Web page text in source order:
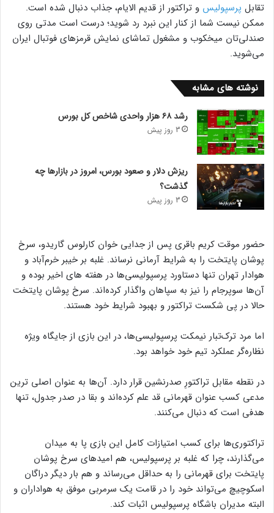
تقابل پرسپولیس و تراکتور از قدیم الایام، جذاب دنبال شده است.
ممکن نیست شما از کنار این نبرد رد شوید؛ درست است مدتی روی
صندلی‌تان میخکوب و مشغول تماشای نمایش قرمزهای فوتبال ایران
می‌شوید.
نوشته های مشابه
رشد ۶۸ هزار واحدی شاخص کل بورس
3 روز پیش
ریزش دلار و صعود بورس، امروز در بازارها چه
گذشت؟
3 روز پیش
حضور موقت کریم باقری پس از جدایی خوان کارلوس گاریدو، سرخ
پوشان پایتخت را به شرایط آرمانی نرساند. غلبه بر خیبر خرم‌آباد و
هوادار تهران تنها دستاورد پرسپولیسی‌ها در هفته های اخیر بوده و
آن‌ها سوپرجام را نیز به سپاهان واگذار کرده‌اند. سرخ پوشان پایتخت
حالا در پی شکست تراکتور و بهبود شرایط خود هستند.
اما مرد ترک‌تبار نیمکت پرسپولیسی‌ها، در این بازی از جایگاه ویژه
نظاره‌گر عملکرد تیم خود خواهد بود.
در نقطه مقابل تراکتورِ صدرنشین قرار دارد. آن‌ها به عنوان اصلی ترین
مدعی کسب عنوان قهرمانی قد علم کرده‌اند و بقا در صدر جدول، تنها
هدفی است که دنبال می‌کنند.
تراکتوری‌ها برای کسب امتیازات کامل این بازی پا به میدان
می‌گذارند، چرا که غلبه بر پرسپولیس، هم امیدهای سرخ پوشان
پایتخت برای قهرمانی را به حداقل می‌رساند و هم بار دیگر دراگان
اسکوچیچ می‌تواند خود را در قامت یک سرمربی موفق به هواداران و
البته مدیران باشگاه پرسپولیس اثبات کند.